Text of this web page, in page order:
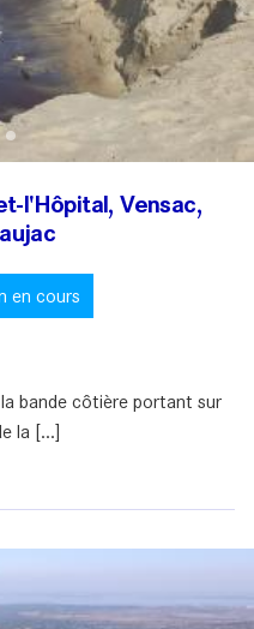
l'Hôpital, Vensac,
en cours
bande côtière portant sur
la [...]